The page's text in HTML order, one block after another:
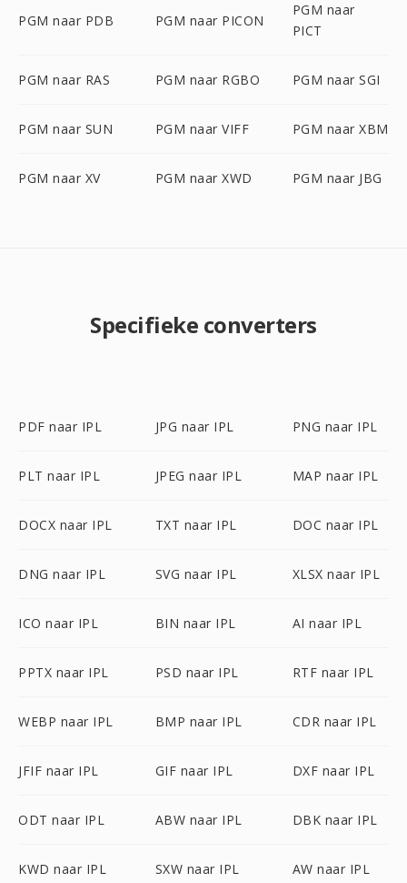
PGM naar PDB PGM naar PICON
PGM naar
PICT
PGM naar RAS PGM naar RGBO PGM naar SGI
PGM naar SUN PGM naar VIFF PGM naar XBM
PGM naar XV PGM naar XWD PGM naar JBG
Specifieke converters
PDF naar IPL JPG naar IPL PNG naar IPL
PLT naar IPL JPEG naar IPL MAP naar IPL
DOCX naar IPL TXT naar IPL DOC naar IPL
DNG naar IPL SVG naar IPL XLSX naar IPL
ICO naar IPL BIN naar IPL AI naar IPL
PPTX naar IPL PSD naar IPL RTF naar IPL
WEBP naar IPL BMP naar IPL CDR naar IPL
JFIF naar IPL GIF naar IPL DXF naar IPL
ODT naar IPL ABW naar IPL DBK naar IPL
KWD naar IPL SXW naar IPL AW naar IPL